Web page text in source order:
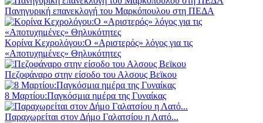
Πανηγυρική επανεκλογή του Μαρκόπουλου στη ΠΕΔΑ
Κορίνα Κεχρολόγου:Ο «Αριστερός» λόγος για τις
«Αποτυχημένες» Θηλυκότητες
Πεζοφάναρο στην είσοδο του Αλσους Βεϊκου
8 Μαρτίου:Παγκόσμια ημέρα της Γυναίκας
Παραχωρείται στον Δήμο Γαλατσίου η Λατό...